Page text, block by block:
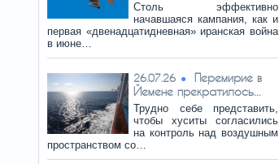
Столь эффективно
начавшаяся кампания, как и
первая «двенадцатидневная» иранская война
в июне…
26.07.26
Перемирие в
Йемене прекратилось...
Трудно себе представить,
чтобы хуситы согласились
на контроль над воздушным
пространством со…